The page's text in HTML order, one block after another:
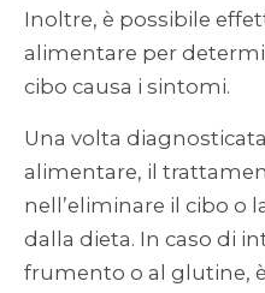
Inoltre, è possibile
alimentare per
cibo causa i sintomi.
Una volta
alimentare, il
nell’eliminare il cibo o
dalla dieta. In caso di
frumento o al glutine,